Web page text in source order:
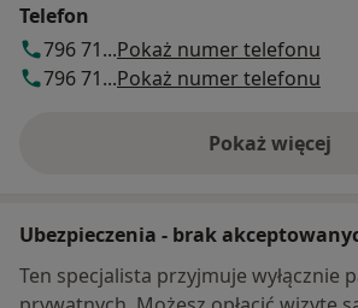
Telefon
796 71...Pokaż numer telefonu
796 71...Pokaż numer telefonu
Pokaż więcej
o adresie
Ubezpieczenia - brak
Ten specjalista przyjmuje wyłącznie